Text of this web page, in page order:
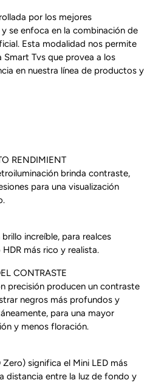
por los mejores
se enfoca en la combinación de
Esta modalidad nos permite
Tvs que provea a los
en nuestra línea de productos y
RENDIMIENT
brinda contraste,
para una visualización
increíble, para realces
más rico y realista.
CONTRASTE
precisión producen un contraste
negros más profundos y
para una mayor
y menos floración.
significa el Mini LED más
distancia entre la luz de fondo y